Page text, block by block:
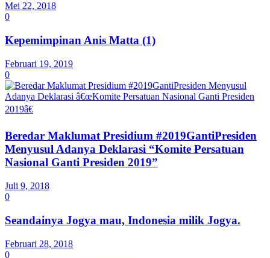
Mei 22, 2018
0
Kepemimpinan Anis Matta (1)
Februari 19, 2019
0
Beredar Maklumat Presidium #2019GantiPresiden
Menyusul Adanya Deklarasi “Komite Persatuan
Nasional Ganti Presiden 2019”
Juli 9, 2018
0
Seandainya Jogya mau, Indonesia milik Jogya.
Februari 28, 2018
0